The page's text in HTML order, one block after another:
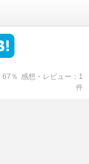
67 ％ 感想・レビュー
1
件